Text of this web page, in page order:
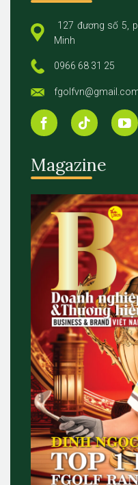
127 đương số 5,
Minh
0966 68 31 25
Magazine